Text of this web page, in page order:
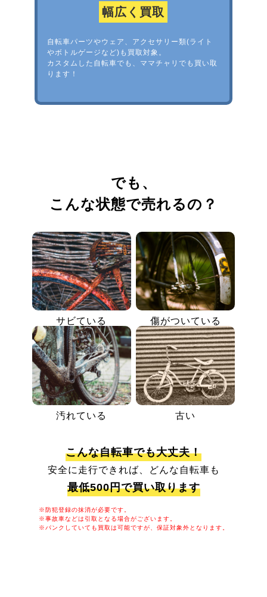
幅広く買取
自転車パーツやウェア、アクセサリー類(ライト
やボトルゲージなど)も買取対象。
カスタムした自転車でも、ママチャリでも買い取
ります！
でも、
こんな状態で売れるの？
サビている 傷がついている
汚れている 古い
こんな自転車でも大丈夫！
安全に走行できれば、どんな自転車も
最低500円で買い取ります
※防犯登録の抹消が必要です。
※事故車などは引取となる場合がございます。
※パンクしていても買取は可能ですが、保証対象外となります。